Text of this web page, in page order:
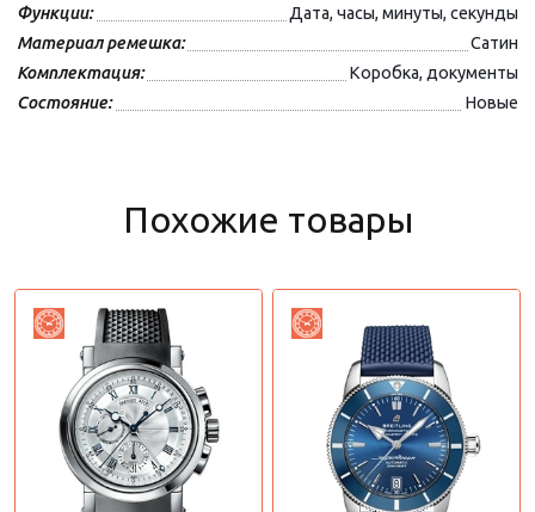
Функции:
Дата, часы, минуты, секунды
Материал ремешка:
Сатин
Комплектация:
Коробка, документы
Состояние:
Новые
Похожие товары